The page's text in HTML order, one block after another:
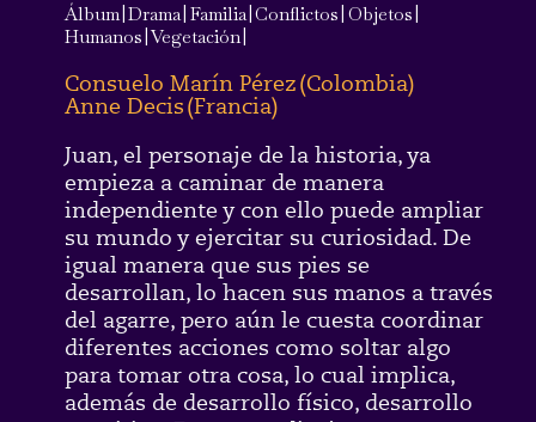
Álbum Drama Familia Conflictos Objetos
Humanos Vegetación
Consuelo Marín Pérez(Colombia)
Anne Decis(Francia)
Juan, el personaje de la historia, ya
empieza a caminar de manera
independiente y con ello puede ampliar
su mundo y ejercitar su curiosidad. De
igual manera que sus pies se
desarrollan, lo hacen sus manos a través
del agarre, pero aún le cuesta coordinar
diferentes acciones como soltar algo
para tomar otra cosa, lo cual implica,
además de desarrollo físico, desarrollo